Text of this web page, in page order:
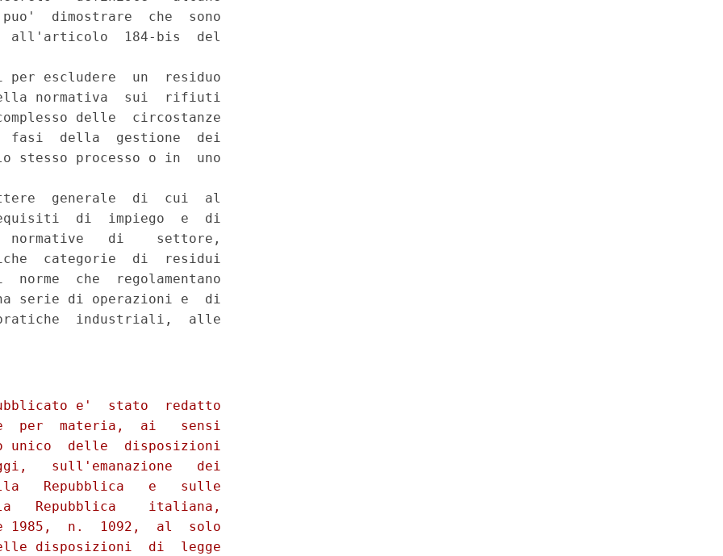
dimostrare  che  sono
all'articolo  184-bis  del
per escludere  un  residuo
normativa  sui  rifiuti
delle  circostanze
fasi  della  gestione  dei
stesso processo o in  uno
generale  di  cui  al
di  impiego  e  di
di    settore,
categorie  di  residui
che  regolamentano
serie di operazioni e  di
industriali,  alle